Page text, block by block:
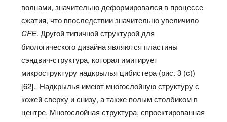
волнами, значительно деформировался в процессе
сжатия, что впоследствии значительно увеличило
CFE. Другой типичной структурой для
биологического дизайна являются пластины
сэндвич-структура, которая имитирует
микроструктуру надкрылья цибистера (рис. 3 (c))
[62]. Надкрылья имеют многослойную структуру с
кожей сверху и снизу, а также полым столбиком в
центре. Многослойная структура, спроектированная